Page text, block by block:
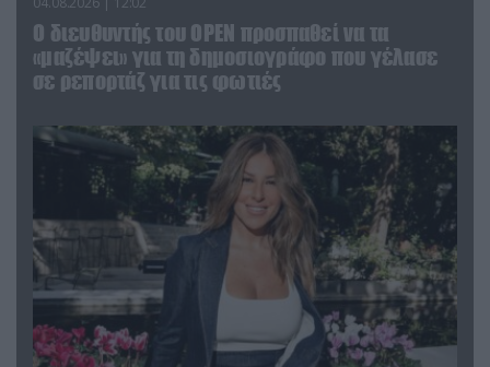
O διευθυντής του OPEN προσπαθεί να τα
«μαζέψει» για τη δημοσιογράφο που γέλασε
σε ρεπορτάζ για τις φωτιές